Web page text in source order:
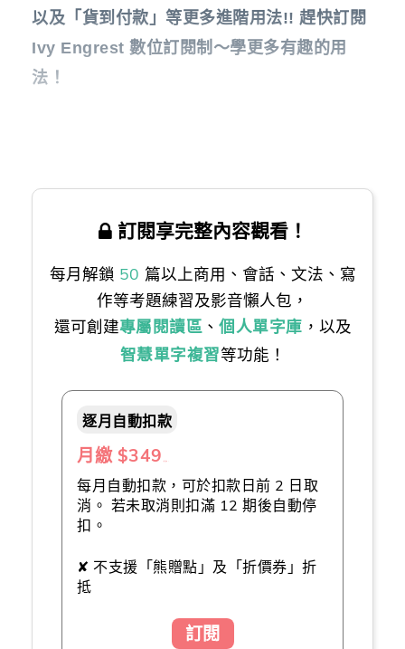
以及「貨到付款」等更多進階用法!! 趕快訂閱
Ivy Engrest 數位訂閱制～學更多有趣的用
法！
訂閱享完整內容觀看！
每月解鎖 50 篇以上商用、會話、文法、寫
作等考題練習及影音懶人包，
還可創建專屬閱讀區 、 個人單字庫 ，以及
智慧單字複習等功能！
逐月自動扣款
月繳 $349
每月自動扣款，可於扣款日前 2 日取
消。 若未取消則扣滿 12 期後自動停
扣。
✘ 不支援「熊贈點」及「折價券」折
抵
訂閱